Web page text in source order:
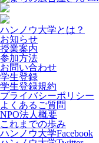
ハンノウ大学とは？
お知らせ
授業案内
参加方法
お問い合わせ
学生登録
学生登録規約
プライバシーポリシー
よくあるご質問
NPO法人概要
これまでの歩み
ハンノウ大学Facebook